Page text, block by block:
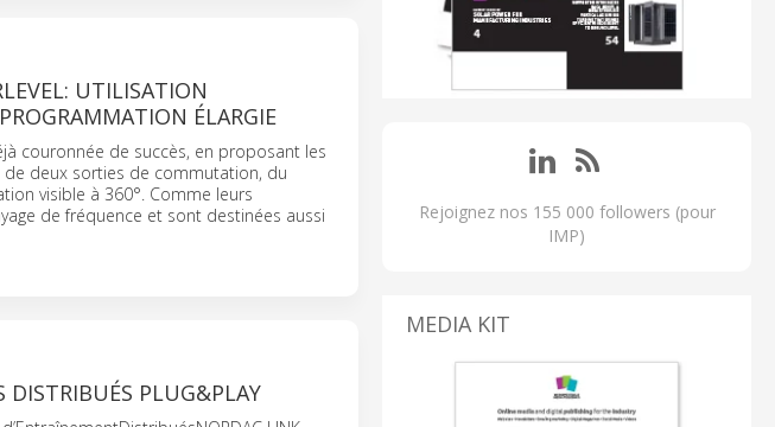
UTILISATION
ÉLARGIE
couronnée de succès, en proposant les
de deux sorties de commutation, du
visible à 360°. Comme leurs
de fréquence et sont destinées aussi
DISTRIBUÉS PLUG&PLAY
Rejoignez nos 155 000 followers (pour
IMP)
MEDIA KIT